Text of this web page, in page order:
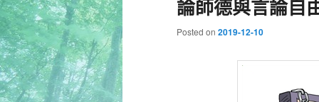
論師德與言論自
Posted on 2019-12-10